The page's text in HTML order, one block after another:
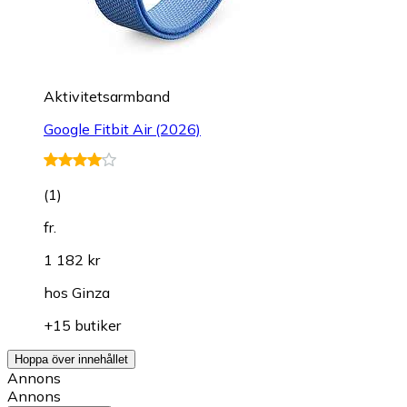
Aktivitetsarmband
Google Fitbit Air (2026)
(1)
fr.
1 182 kr
hos Ginza
+15 butiker
Hoppa över innehållet
Annons
Annons